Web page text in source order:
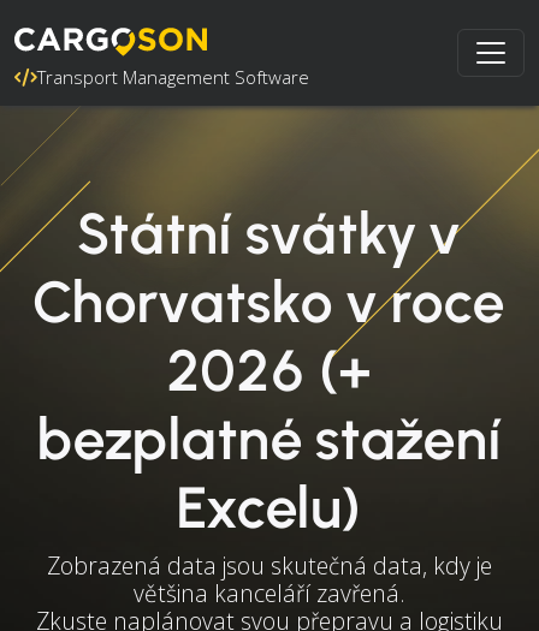
Transport Management Software
Státní svátky v
Chorvatsko v roce
2026 (+
bezplatné stažení
Excelu)
Zobrazená data jsou skutečná data, kdy je
většina kanceláří zavřená.
Zkuste naplánovat svou přepravu a logistiku